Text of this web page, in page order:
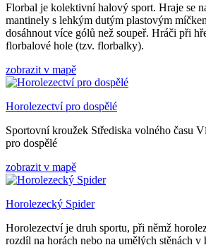
Florbal je kolektivní halový sport. Hraje se
mantinely s lehkým dutým plastovým
dosáhnout více gólů než soupeř. Hráči při
florbalové hole (tzv. florbalky).
zobrazit v mapě
Horolezectví pro dospělé
Sportovní kroužek Střediska volného času
pro dospělé
zobrazit v mapě
Horolezecký Spider
Horolezectví je druh sportu, při němž
rozdíl na horách nebo na umělých stěnách v